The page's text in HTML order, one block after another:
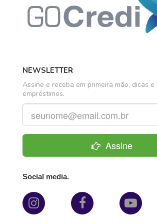
NEWSLETTER
Assine e receba em primeira mão, dicas
empréstimos.
Assine
Social media.